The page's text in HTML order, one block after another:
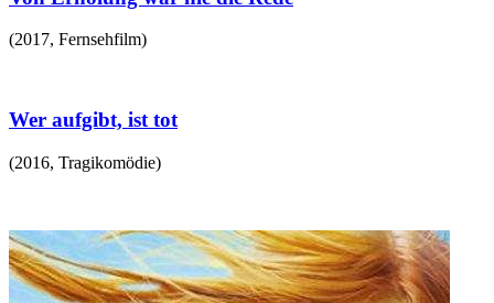
(2017, Fernsehfilm)
Wer aufgibt, ist tot
(2016, Tragikomödie)